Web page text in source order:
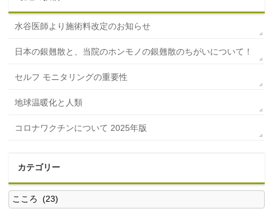
水谷医師より施術料改定のお知らせ
日本の銀翹散と、当院のホンモノの銀翹散のちがいについて！
セルフ モニタリングの重要性
地球温暖化と人類
コロナワクチンについて 2025年版
カテゴリー
カ
テ
ゴ